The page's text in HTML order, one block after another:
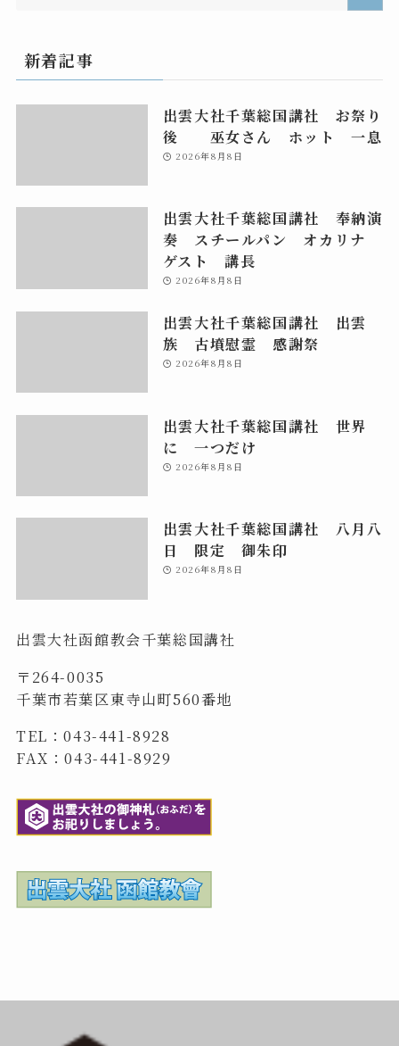
新着記事
出雲大社千葉総国講社 お祭り
後 巫女さん ホット 一息
2026年8月8日
出雲大社千葉総国講社 奉納演
奏 スチールパン オカリナ
ゲスト 講長
2026年8月8日
出雲大社千葉総国講社 出雲
族 古墳慰霊 感謝祭
2026年8月8日
出雲大社千葉総国講社 世界
に 一つだけ
2026年8月8日
出雲大社千葉総国講社 八月八
日 限定 御朱印
2026年8月8日
出雲大社函館教会千葉総国講社
〒264-0035
千葉市若葉区東寺山町560番地
TEL：043-441-8928
FAX：043-441-8929